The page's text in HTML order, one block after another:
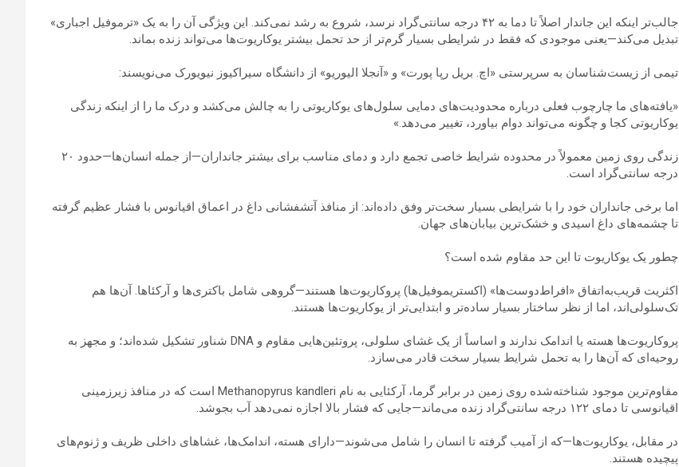
جالب‌تر اینکه این جاندار اصلاً تا دما به ۴۲ درجه سانتی‌گراد نرسد، شروع به رشد نمی‌کند. این ویژگی آن را به یک «ترموفیل اجباری»
تبدیل می‌کند—یعنی موجودی که فقط در شرایطی بسیار گرم‌تر از حد تحمل بیشتر یوکاریوت‌ها می‌تواند زنده بماند.
تیمی از زیست‌شناسان به سرپرستی «اچ. بریل رپا پورت» و «آنجلا الیوریو» از دانشگاه سیراکیوز نیویورک می‌نویسند:
«یافته‌های ما چارچوب فعلی درباره محدودیت‌های دمایی سلول‌های یوکاریوتی را به چالش می‌کشد و درک ما را از اینکه زندگی
یوکاریوتی کجا و چگونه می‌تواند دوام بیاورد، تغییر می‌دهد.»
زندگی روی زمین معمولاً در محدوده شرایط خاصی تجمع دارد و دمای مناسب برای بیشتر جانداران—از جمله انسان‌ها—حدود ۲۰
درجه سانتی‌گراد است.
اما برخی جانداران خود را با شرایطی بسیار سخت‌تر وفق داده‌اند: از منافذ آتشفشانی داغ در اعماق اقیانوس با فشار عظیم گرفته
تا چشمه‌های داغ اسیدی و خشک‌ترین بیابان‌های جهان.
چطور یک یوکاریوت تا این حد مقاوم شده است؟
اکثریت قریب‌به‌اتفاق «افراط‌دوست‌ها» (اکستریموفیل‌ها) پروکاریوت‌ها هستند—گروهی شامل باکتری‌ها و آرکئاها. آن‌ها هم
تک‌سلولی‌اند، اما از نظر ساختار بسیار ساده‌تر و ابتدایی‌تر از یوکاریوت‌ها هستند.
پروکاریوت‌ها هسته یا اندامک ندارند و اساساً از یک غشای سلولی، پروتئین‌هایی مقاوم و DNA شناور تشکیل شده‌اند؛ و مجهز به
روحیه‌ای که آن‌ها را به تحمل شرایط بسیار سخت قادر می‌سازد.
مقاوم‌ترین موجود شناخته‌شده روی زمین در برابر گرما، آرکئایی به نام Methanopyrus kandleri است که در منافذ زیرزمینی
اقیانوسی تا دمای ۱۲۲ درجه سانتی‌گراد زنده می‌ماند—جایی که فشار بالا اجازه نمی‌دهد آب بجوشد.
در مقابل، یوکاریوت‌ها—که از آمیب گرفته تا انسان را شامل می‌شوند—دارای هسته، اندامک‌ها، غشاهای داخلی ظریف و ژنوم‌های
پیچیده هستند.